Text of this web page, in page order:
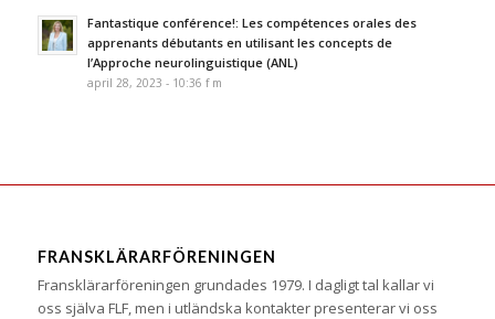
Fantastique conférence!: Les compétences orales des
apprenants débutants en utilisant les concepts de
l’Approche neurolinguistique (ANL)
april 28, 2023 - 10:36 f m
FRANSKLÄRARFÖRENINGEN
Fransklärarföreningen grundades 1979. I dagligt tal kallar vi
oss själva FLF, men i utländska kontakter presenterar vi oss